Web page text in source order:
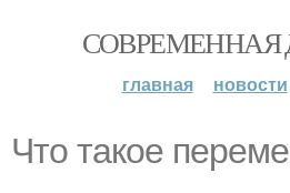
главная новости
Что такое